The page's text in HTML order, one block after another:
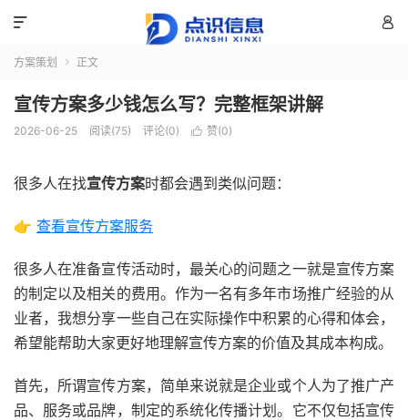


方案策划  正文
宣传方案多少钱怎么写？完整框架讲解
2026-06-25 阅读(75) 评论(0)  赞(0)
很多人在找宣传方案时都会遇到类似问题：
👉 查看宣传方案服务
很多人在准备宣传活动时，最关心的问题之一就是宣传方案
的制定以及相关的费用。作为一名有多年市场推广经验的从
业者，我想分享一些自己在实际操作中积累的心得和体会，
希望能帮助大家更好地理解宣传方案的价值及其成本构成。
首先，所谓宣传方案，简单来说就是企业或个人为了推广产
品、服务或品牌，制定的系统化传播计划。它不仅包括宣传